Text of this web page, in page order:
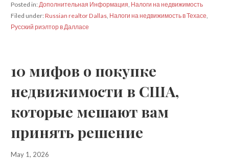
Posted in:Дополнительная Информация, Налоги на недвижимость
Filed under:Russian realtor Dallas, Налоги на недвижимость в Техасе,
Русский риэлтор в Далласе
10 мифов о покупке
недвижимости в США,
которые мешают вам
принять решение
May 1, 2026